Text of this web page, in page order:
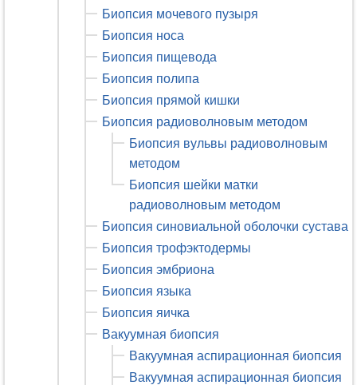
Биопсия мочевого пузыря
Биопсия носа
Биопсия пищевода
Биопсия полипа
Биопсия прямой кишки
Биопсия радиоволновым методом
Биопсия вульвы радиоволновым
методом
Биопсия шейки матки
радиоволновым методом
Биопсия синовиальной оболочки сустава
Биопсия трофэктодермы
Биопсия эмбриона
Биопсия языка
Биопсия яичка
Вакуумная биопсия
Вакуумная аспирационная биопсия
Вакуумная аспирационная биопсия